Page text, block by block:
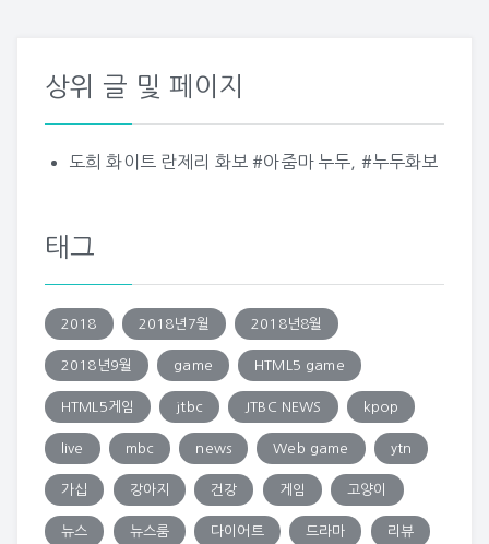
상위 글 및 페이지
도희 화이트 란제리 화보 #아줌마 누두, #누두화보
태그
2018 2018년7월 2018년8월
2018년9월 game HTML5 game
HTML5게임 jtbc JTBC NEWS kpop
live mbc news Web game ytn
가십 강아지 건강 게임 고양이
뉴스 뉴스룸 다이어트 드라마 리뷰